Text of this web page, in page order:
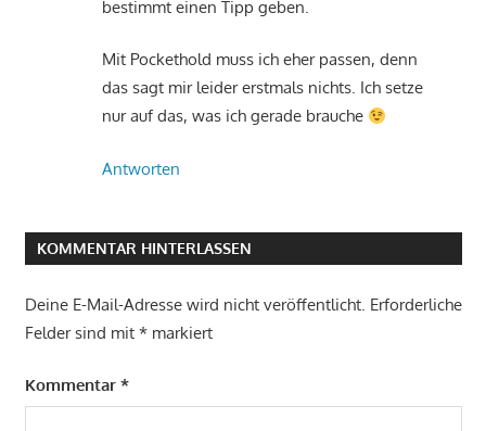
bestimmt einen Tipp geben.
Mit Pockethold muss ich eher passen, denn
das sagt mir leider erstmals nichts. Ich setze
nur auf das, was ich gerade brauche
Antworten
KOMMENTAR HINTERLASSEN
Deine E-Mail-Adresse wird nicht veröffentlicht. Erforderliche
Felder sind mit *markiert
Kommentar *